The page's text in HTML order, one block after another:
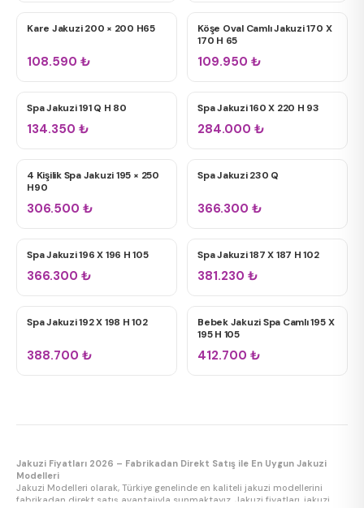
DÖRT KIŞILIK JAKUZILER
Kare Jakuzi 200 × 200 H65
108.590 ₺
TÜM JAKUZILER
Köşe Oval Camlı Jakuzi 170 X
170 H 65
109.950 ₺
SPA JAKUZILER
Spa Jakuzi 191 Q H 80
134.350 ₺
SPA JAKUZILER
Spa Jakuzi 160 X 220 H 93
284.000 ₺
SPA JAKUZILER
4 Kişilik Spa Jakuzi 195 × 250
H90
306.500 ₺
SPA JAKUZILER
Spa Jakuzi 230 Q
366.300 ₺
SPA JAKUZILER
Spa Jakuzi 196 X 196 H 105
366.300 ₺
SPA JAKUZILER
Spa Jakuzi 187 X 187 H 102
381.230 ₺
SPA JAKUZILER
Spa Jakuzi 192 X 198 H 102
388.700 ₺
BEBEK JAKUZI
Bebek Jakuzi Spa Camlı 195 X
195 H 105
412.700 ₺
Jakuzi Fiyatları 2026 – Fabrikadan Direkt Satış ile En Uygun Jakuzi
Modelleri
Jakuzi Modelleri olarak, Türkiye genelinde en kaliteli jakuzi modellerini
fabrikadan direkt satış avantajıyla sunmaktayız. Jakuzi fiyatları, jakuzi